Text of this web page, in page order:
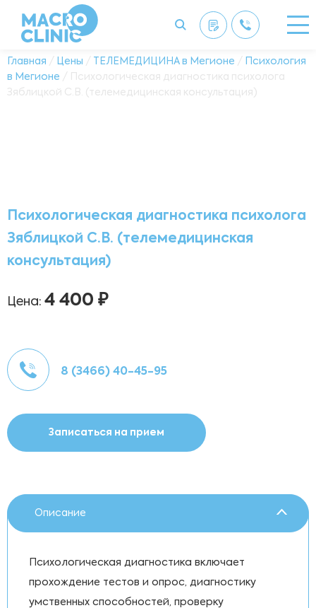
Главная / Цены / ТЕЛЕМЕДИЦИНА в Мегионе /
Психология
в Мегионе / Психологическая диагностика психолога
Зяблицкой С.В. (телемедицинская консультация)
Психологическая диагностика психолога
Зяблицкой С.В. (телемедицинская
консультация)
Цена: 4 400 ₽
8 (3466) 40-45-95
Записаться на прием
Описание
Психологическая диагностика включает
прохождение тестов и опрос, диагностику
умственных способностей, проверку